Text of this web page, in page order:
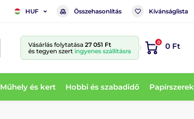
HUF Összehasonlítás Kívánságlista
Vásárlás folytatása 27 051 Ft
és tegyen szert ingyenes szállításra
0 0 Ft
Műhely és kert Hobbi és szabadidő Papírszerek